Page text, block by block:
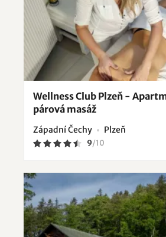
Wellness Club Plzeň -
párová masáž
Západní Čechy Plzeň
9/10